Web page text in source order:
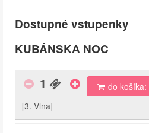
Dostupné vstupenky
KUBÁNSKA NOC
1 do košíka:
[3. Vlna]